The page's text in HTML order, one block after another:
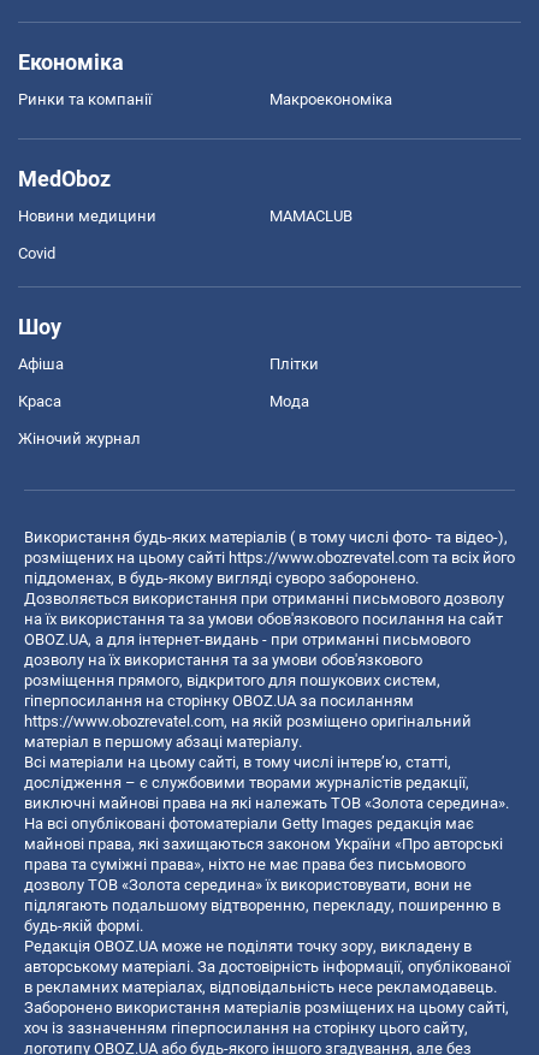
Економіка
Ринки та компанії Макроекономіка
MedOboz
Новини медицини MAMACLUB
Covid
Шоу
Афіша Плітки
Краса Мода
Жіночий журнал
Використання будь-яких матеріалів ( в тому числі фото- та відео-),
розміщених на цьому сайті https://www.obozrevatel.com та всіх його
піддоменах, в будь-якому вигляді суворо заборонено.
Дозволяється використання при отриманні письмового дозволу
на їх використання та за умови обов'язкового посилання на сайт
OBOZ.UA, а для інтернет-видань - при отриманні письмового
дозволу на їх використання та за умови обов'язкового
розміщення прямого, відкритого для пошукових систем,
гіперпосилання на сторінку OBOZ.UA за посиланням
https://www.obozrevatel.com, на якій розміщено оригінальний
матеріал в першому абзаці матеріалу.
Всі матеріали на цьому сайті, в тому числі інтерв’ю, статті,
дослідження – є службовими творами журналістів редакції,
виключні майнові права на які належать ТОВ «Золота середина».
На всі опубліковані фотоматеріали Getty Images редакція має
майнові права, які захищаються законом України «Про авторські
права та суміжні права», ніхто не має права без письмового
дозволу ТОВ «Золота середина» їх використовувати, вони не
підлягають подальшому відтворенню, перекладу, поширенню в
будь-якій формі.
Редакція OBOZ.UA може не поділяти точку зору, викладену в
авторському матеріалі. За достовірність інформації, опублікованої
в рекламних матеріалах, відповідальність несе рекламодавець.
Заборонено використання матеріалів розміщених на цьому сайті,
хоч із зазначенням гіперпосилання на сторінку цього сайту,
логотипу OBOZ.UA або будь-якого іншого згадування, але без